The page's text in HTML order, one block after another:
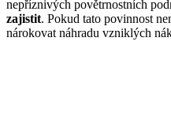
nepříznivých povětrnostních
zajistit. Pokud tato povinnost
nárokovat náhradu vzniklých